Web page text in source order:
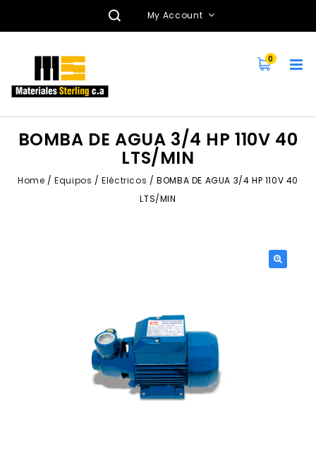
My Account
0
BOMBA DE AGUA 3/4 HP 110V 40
LTS/MIN
Home /Equipos /Eléctricos /BOMBA DE AGUA 3/4 HP 110V 40
LTS/MIN